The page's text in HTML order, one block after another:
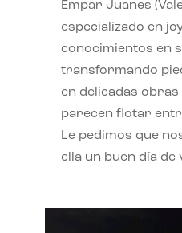
Empar Juanes
especializado en
conocimientos en
transformando
en delicadas
parecen flotar
Le pedimos que
ella un buen día de